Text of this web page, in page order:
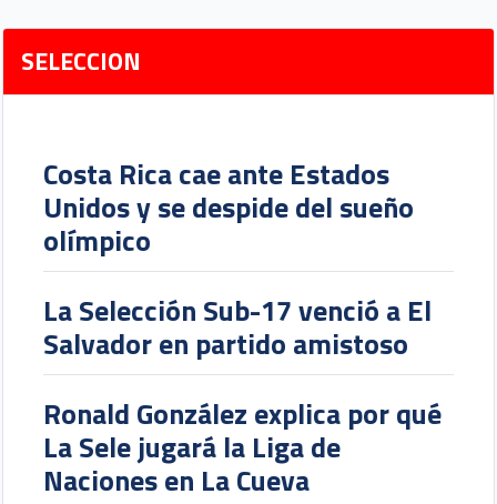
SELECCION
Costa Rica cae ante Estados
Unidos y se despide del sueño
olímpico
La Selección Sub-17 venció a El
Salvador en partido amistoso
Ronald González explica por qué
La Sele jugará la Liga de
Naciones en La Cueva